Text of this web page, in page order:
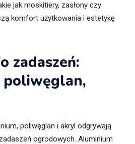
jak moskitiery, zasłony czy
komfort użytkowania i estetykę
zadaszeń:
poliwęglan i akryl odgrywają
ogrodowych. Aluminium